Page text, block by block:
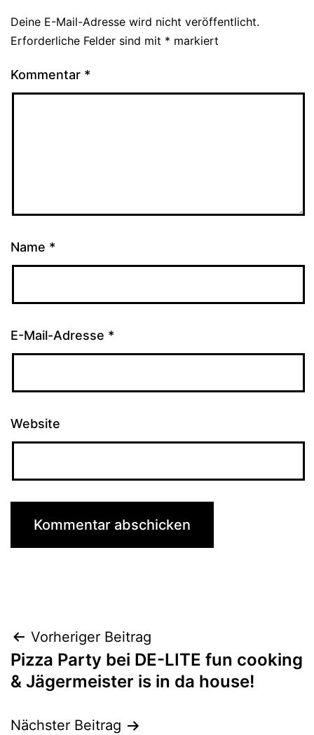
Deine E-Mail-Adresse wird nicht veröffentlicht.
Erforderliche Felder sind mit * markiert
Kommentar *
Name *
E-Mail-Adresse *
Website
Beitragsnavigation
Vorheriger Beitrag
Pizza Party bei DE-LITE fun cooking
& Jägermeister is in da house!
Nächster Beitrag